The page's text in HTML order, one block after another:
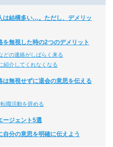
は結構多い…。ただし、デメリッ
無視した時の2つのデメリット
どの連絡がしばらく来る
紹介してくれなくなる
無視せずに退会の意思を伝える
職活動を辞める
ージェント5選
分の意思を明確に伝えよう